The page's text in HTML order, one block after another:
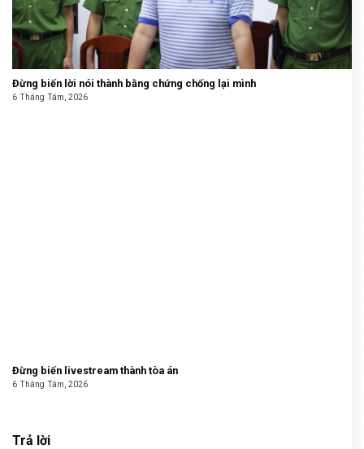
Đừng biến lời nói thành bằng chứng chống lại mình
6 Tháng Tám, 2026
Đừng biến livestream thành tòa án
6 Tháng Tám, 2026
Trả lời